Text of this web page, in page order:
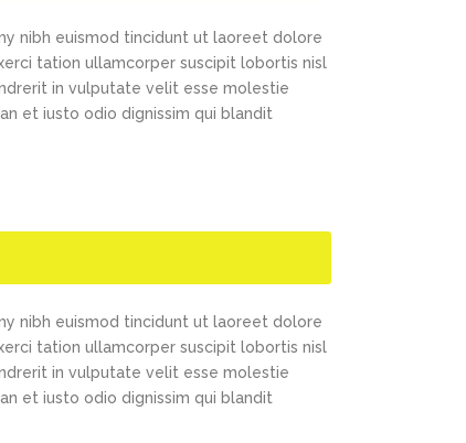
nibh euismod tincidunt ut laoreet dolore
tation ullamcorper suscipit lobortis nisl
in vulputate velit esse molestie
et iusto odio dignissim qui blandit
nibh euismod tincidunt ut laoreet dolore
tation ullamcorper suscipit lobortis nisl
in vulputate velit esse molestie
et iusto odio dignissim qui blandit